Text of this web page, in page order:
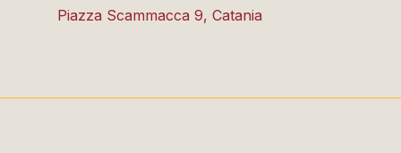
Piazza Scammacca 9, Catania